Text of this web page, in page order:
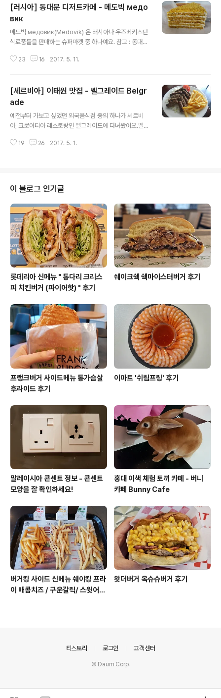
[러시아] 동대문 디저트카페 - 메도빅 медо
вик
메도빅 медовик(Medovik) 은 러시아나 우즈베키스탄
식료품들을 판매하는 슈퍼마켓 중 하나예요. 참고 : 동대문
медовик 주로 빵이나 케이크 종류를 많이 판매하는데,
부르키 같은 굽거나 튀긴 빵 종류나 흑빵, 우즈베키스탄 난
같은 식사용 빵, 나폴레옹이나 메도빅 같은 디저트 케이크
도 판매해요.사서 가져갈 수도 있지만, 여기에서 먹고 갈 수
있어요.내부에 테이블도 몇 개 마련되어 있을 뿐만 아니라
정수기 및 전자렌지가 있어서 데워먹을 수 있거든요. 메도
빅 저는 오랜만에 메도빅 медовик 을 먹었어요.메도빅은
23 16 2017. 5. 11.
[세르비아] 이태원 맛집 - 벨그레이드 Belgr
ade
예전부터 가보고 싶었던 외국음식점 중의 하나가 세르비
아, 크로아티아 레스토랑인 벨그레이드에 다녀왔어요.벨그
영어식 표기예요.원래는 해밀턴 호텔 뒤쪽 세계음식거리
스트하우스를 겸하고 있기 때문에 치안상 유리문을 잠가두
고 벨을 누르면 문을 열어줘요. 예전 벨그레이드는 건물 하
나를 통째로 썼는데, 현재는 게스트하우스의 테이블 5-6
개로 확 줄었어요.게스트하우스에서 조식을 제공하는지 모
르겠지만, 조식이 있다면 아마 여기에서 같이 하지 않을가
해요. 메뉴가 그렇게 다양한 편은 아니예요.세르비아 ..
19 26 2017. 5. 1.
이 블로그 인기글
롯데리아 신메뉴 " 통다리 크리스
피 치킨버거 (파이어핫) " 후기
쉐이크쉑 쉑마이스터버거 후기
프랭크버거 사이드메뉴 통가슴살
후라이드 후기
이마트 '쉬림프링' 후기
말레이시아 콘센트 정보 - 콘센트
모양을 잘 확인하세요!
홍대 이색 체험 토끼 카페 - 버니
카페 Bunny Cafe
버거킹 사이드 신메뉴 쉐이킹 프라
이 매콤치즈 / 구운갈릭/ 스윗어니
왓더버거 옥슈슈버거 후기
티스토리 로그인 고객센터
© Daum Corp.